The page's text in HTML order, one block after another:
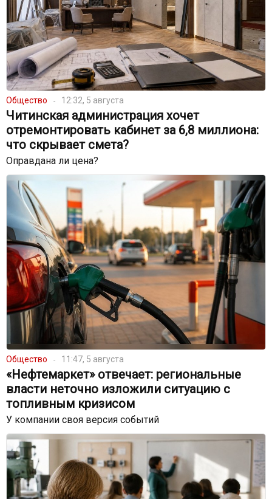
Общество 12:32, 5 августа
Читинская администрация хочет
отремонтировать кабинет за 6,8 миллиона:
что скрывает смета?
Оправдана ли цена?
Общество 11:47, 5 августа
«Нефтемаркет» отвечает: региональные
власти неточно изложили ситуацию с
топливным кризисом
У компании своя версия событий